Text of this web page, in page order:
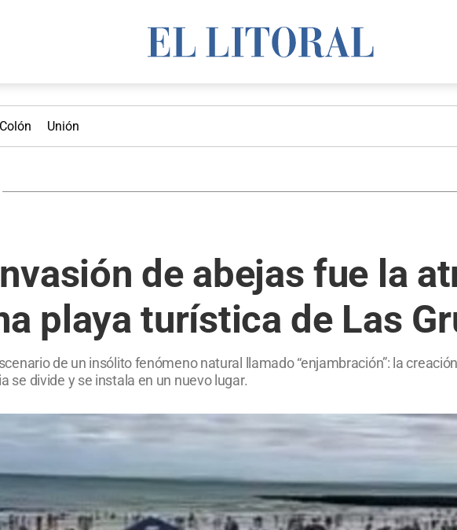
Colón Unión
de abejas fue la
playa turística de Las
de un insólito fenómeno natural llamado “enjambración”: la
se divide y se instala en un nuevo lugar.